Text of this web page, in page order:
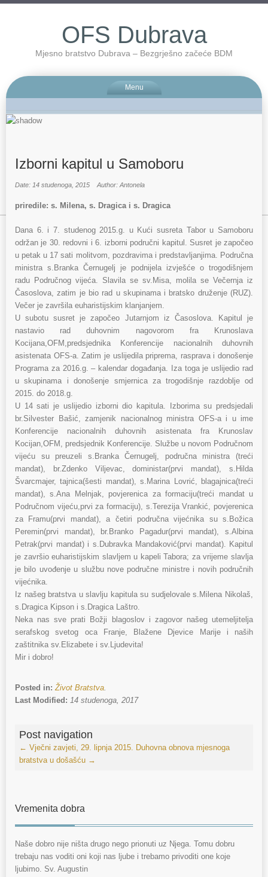
OFS Dubrava
Mjesno bratstvo Dubrava – Bezgrješno začeće BDM
Menu
Izborni kapitul u Samoboru
Date: 14 studenoga, 2015 Author: Antonela
priredile: s. Milena, s. Dragica i s. Dragica
Dana 6. i 7. studenog 2015.g. u Kući susreta Tabor u Samoboru
održan je 30. redovni i 6. izborni područni kapitul. Susret je započeo
u petak u 17 sati molitvom, pozdravima i predstavljanjima. Područna
ministra s.Branka Černugelj je podnijela izvješće o trogodišnjem
radu Područnog vijeća. Slavila se sv.Misa, molila se Večernja iz
Časoslova, zatim je bio rad u skupinama i bratsko druženje (RUZ).
Večer je završila euharistijskim klanjanjem.
U subotu susret je započeo Jutarnjom iz Časoslova. Kapitul je
nastavio rad duhovnim nagovorom fra Krunoslava
Kocijana,OFM,predsjednika Konferencije nacionalnih duhovnih
asistenata OFS-a. Zatim je uslijedila priprema, rasprava i donošenje
Programa za 2016.g. – kalendar događanja. Iza toga je uslijedio rad
u skupinama i donošenje smjernica za trogodišnje razdoblje od
2015. do 2018.g.
U 14 sati je uslijedio izborni dio kapitula. Izborima su predsjedali
br.Silvester Bašić, zamjenik nacionalnog ministra OFS-a i u ime
Konferencije nacionalnih duhovnih asistenata fra Krunoslav
Kocijan,OFM, predsjednik Konferencije. Službe u novom Područnom
vijeću su preuzeli s.Branka Černugelj, područna ministra (treći
mandat), br.Zdenko Viljevac, doministar(prvi mandat), s.Hilda
Švarcmajer, tajnica(šesti mandat), s.Marina Lovrić, blagajnica(treći
mandat), s.Ana Melnjak, povjerenica za formaciju(treći mandat u
Područnom vijeću,prvi za formaciju), s.Terezija Vrankić, povjerenica
za Framu(prvi mandat), a četiri područna vijećnika su s.Božica
Peremin(prvi mandat), br.Branko Pagadur(prvi mandat), s.Albina
Petrak(prvi mandat) i s.Dubravka Mandaković(prvi mandat). Kapitul
je završio euharistijskim slavljem u kapeli Tabora; za vrijeme slavlja
je bilo uvođenje u službu nove područne ministre i novih područnih
vijećnika.
Iz našeg bratstva u slavlju kapitula su sudjelovale s.Milena Nikolaš,
s.Dragica Kipson i s.Dragica Laštro.
Neka nas sve prati Božji blagoslov i zagovor našeg utemeljitelja
serafskog svetog oca Franje, Blažene Djevice Marije i naših
zaštitnika sv.Elizabete i sv.Ljudevita!
Mir i dobro!
Posted in:Život Bratstva.
Last Modified: 14 studenoga, 2017
Post navigation
← Vječni zavjeti, 29. lipnja 2015. Duhovna obnova mjesnoga
bratstva u došašću →
Vremenita dobra
Naše dobro nije ništa drugo nego prionuti uz Njega. Tomu dobru
trebaju nas voditi oni koji nas ljube i trebamo privoditi one koje
ljubimo. Sv. Augustin